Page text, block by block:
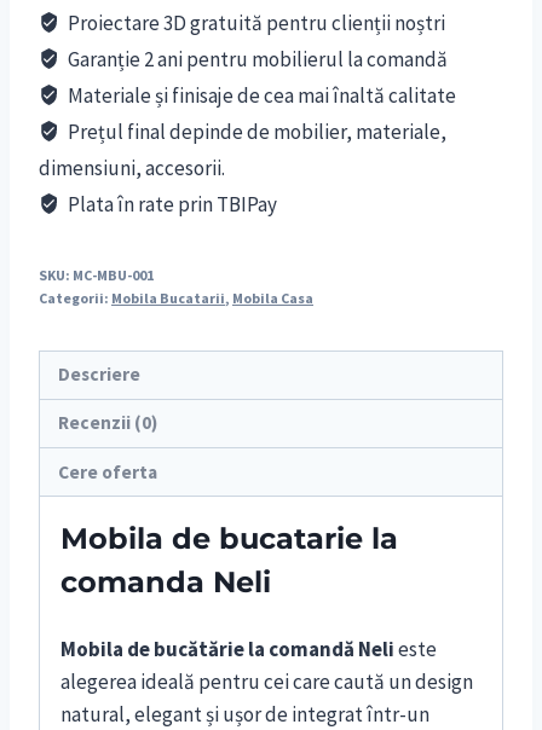
Proiectare 3D gratuită pentru clienții noștri
Garanție 2 ani pentru mobilierul la comandă
Materiale și finisaje de cea mai înaltă calitate
Prețul final depinde de mobilier, materiale,
dimensiuni, accesorii.
Plata în rate prin TBIPay
SKU: MC-MBU-001
Categorii: Mobila Bucatarii, Mobila Casa
Descriere
Recenzii (0)
Cere oferta
Mobila de bucatarie la
comanda Neli
Mobila de bucătărie la comandă Nelieste
alegerea ideală pentru cei care caută un design
natural, elegant și ușor de integrat într-un